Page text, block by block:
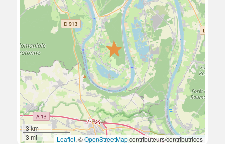
3 km
3 mi
Leaflet, ©OpenStreetMapcontributeurs/contributrices